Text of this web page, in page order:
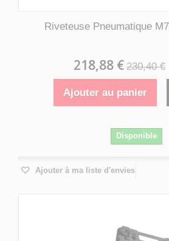
Riveteuse Pneumatique
218,88 € 230,40 €
Ajouter au panier
Disponible
Ajouter à ma liste d'envies